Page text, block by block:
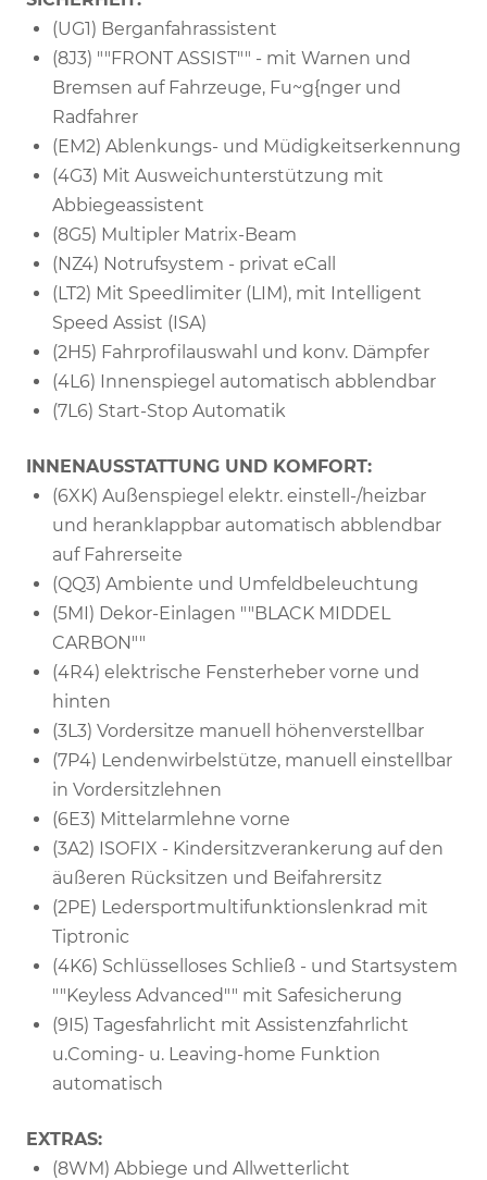
(UG1) Berganfahrassistent
(8J3) ""FRONT ASSIST"" - mit Warnen und
Bremsen auf Fahrzeuge, Fu~g{nger und
Radfahrer
(EM2) Ablenkungs- und Müdigkeitserkennung
(4G3) Mit Ausweichunterstützung mit
Abbiegeassistent
(8G5) Multipler Matrix-Beam
(NZ4) Notrufsystem - privat eCall
(LT2) Mit Speedlimiter (LIM), mit Intelligent
Speed Assist (ISA)
(2H5) Fahrprofilauswahl und konv. Dämpfer
(4L6) Innenspiegel automatisch abblendbar
(7L6) Start-Stop Automatik
INNENAUSSTATTUNG UND KOMFORT:
(6XK) Außenspiegel elektr. einstell-/heizbar
und heranklappbar automatisch abblendbar
auf Fahrerseite
(QQ3) Ambiente und Umfeldbeleuchtung
(5MI) Dekor-Einlagen ""BLACK MIDDEL
CARBON""
(4R4) elektrische Fensterheber vorne und
hinten
(3L3) Vordersitze manuell höhenverstellbar
(7P4) Lendenwirbelstütze, manuell einstellbar
in Vordersitzlehnen
(6E3) Mittelarmlehne vorne
(3A2) ISOFIX - Kindersitzverankerung auf den
äußeren Rücksitzen und Beifahrersitz
(2PE) Ledersportmultifunktionslenkrad mit
Tiptronic
(4K6) Schlüsselloses Schließ - und Startsystem
""Keyless Advanced"" mit Safesicherung
(9I5) Tagesfahrlicht mit Assistenzfahrlicht
u.Coming- u. Leaving-home Funktion
automatisch
EXTRAS:
(8WM) Abbiege und Allwetterlicht